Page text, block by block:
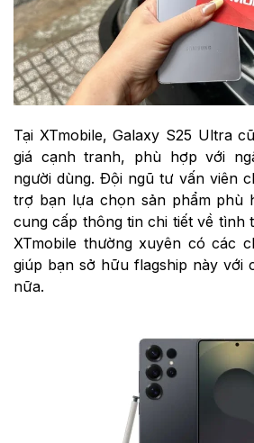
Tại XTmobile, Galaxy S25 Ultra
giá cạnh tranh, phù hợp với
người dùng. Đội ngũ tư vấn viên
trợ bạn lựa chọn sản phẩm phù
cung cấp thông tin chi tiết về tình
XTmobile thường xuyên có các
giúp bạn sở hữu flagship này với
nữa.